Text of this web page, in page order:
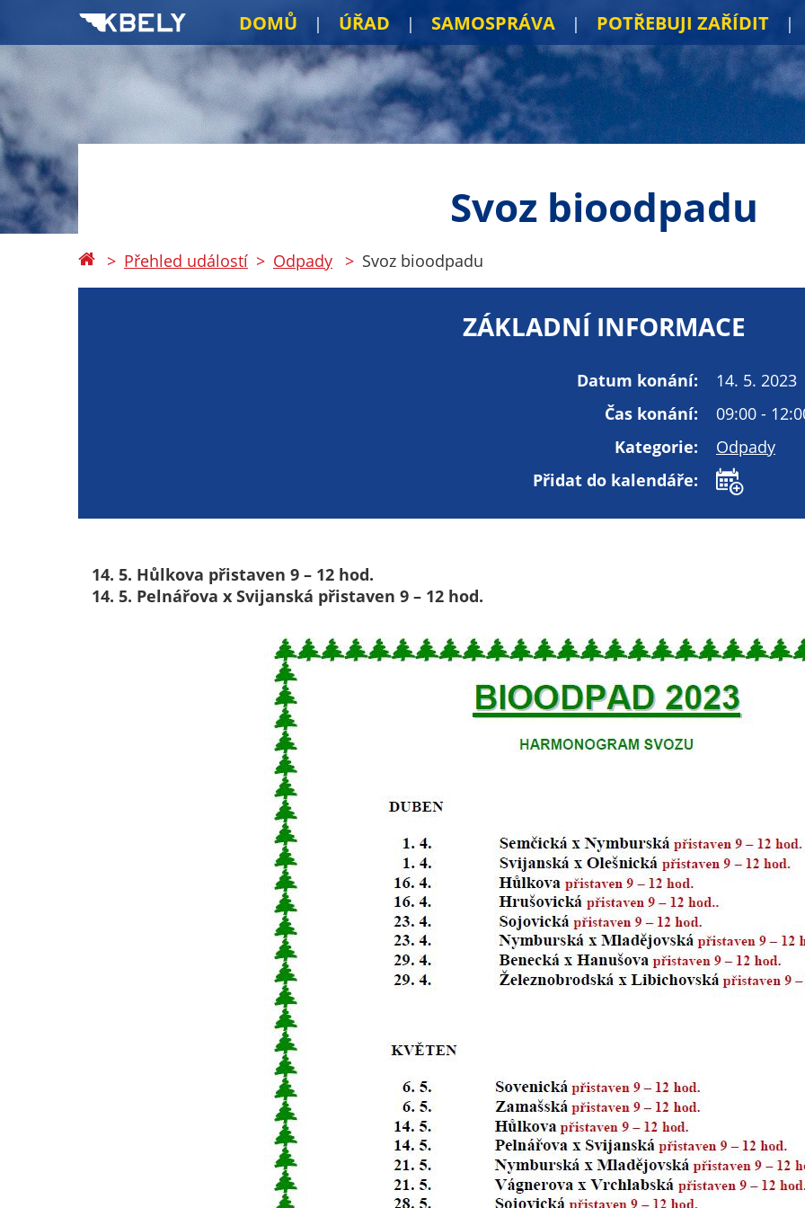
DOMŮ ÚŘAD SAMOSPRÁVA POTŘEBUJI ZAŘÍDIT
Svoz bioodpadu
Přehled událostí Odpady Svoz bioodpadu
ZÁKLADNÍ INFORMACE
Datum konání:
14. 5. 2023
Čas konání:
09:00 -
Kategorie:
Odpady
Přidat do kalendáře:
14. 5. Hůlkova přistaven 9 – 12 hod.
14. 5. Pelnářova x Svijanská přistaven 9 – 12 hod.
Technické
cookies
Technické
cookies jsou
nezbytné pro
Váš souhlas s
využitím
technických
cookies na
tohoto důvodu
individuálně
deaktivovány
nebo
aktivovány.
Analytické
cookies
měření
výkonu
našeho webu
a našich
reklamních
kampaní.